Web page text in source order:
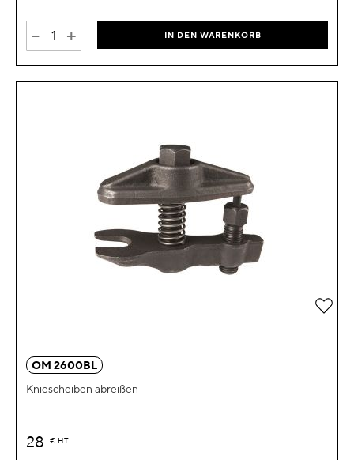
- + IN DEN WARENKORB
OM 2600BL
Kniescheiben abreißen
28 € HT
Zur